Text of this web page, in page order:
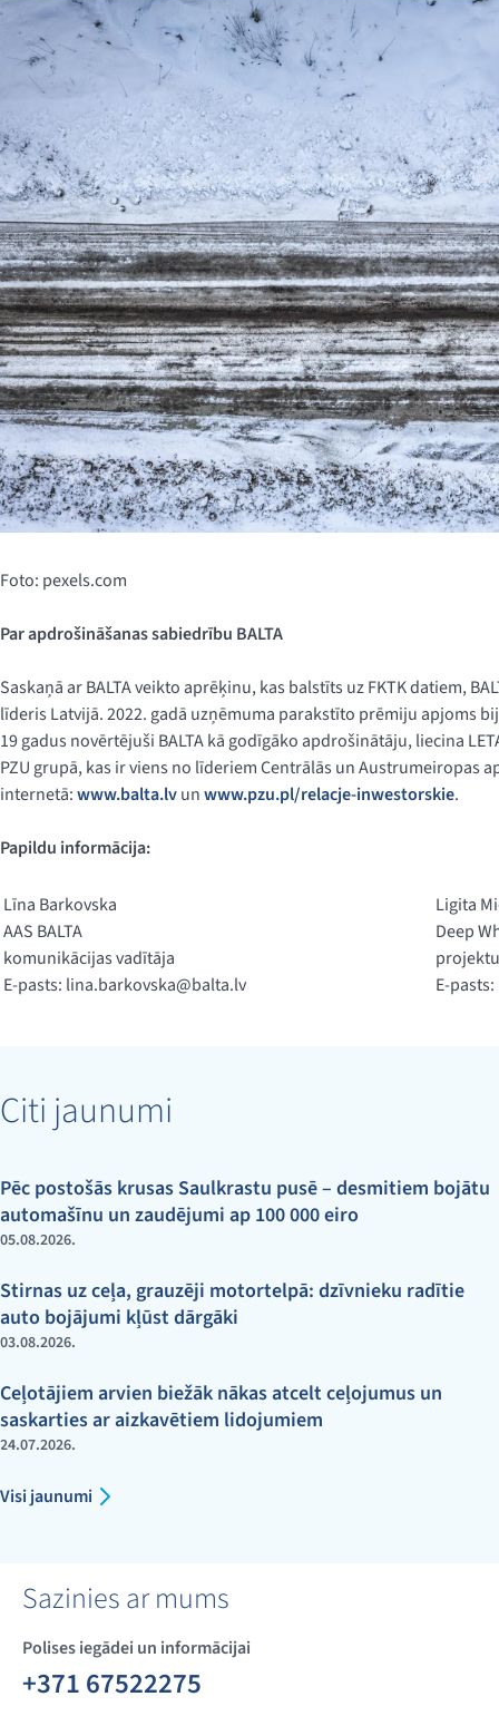
Foto: pexels.com
Par apdrošināšanas sabiedrību BALTA
Saskaņā ar BALTA veikto aprēķinu, kas balstīts uz FKTK datiem,
līderis Latvijā. 2022. gadā uzņēmuma parakstīto prēmiju apjoms
19 gadus novērtējuši BALTA kā godīgāko apdrošinātāju, liecina
PZU grupā, kas ir viens no līderiem Centrālās un Austrumeiropas
internetā:www.balta.lvunwww.pzu.pl/relacje-inwestorskie.
Papildu informācija:
Līna Barkovska
AAS BALTA
komunikācijas vadītāja
E-pasts: lina.barkovska@balta.lv
Ligita
Deep
E-pasts:
Citi jaunumi
Pēc postošās krusas Saulkrastu pusē – desmitiem bojātu
automašīnu un zaudējumi ap 100 000 eiro
05.08.2026.
Stirnas uz ceļa, grauzēji motortelpā: dzīvnieku radītie
auto bojājumi kļūst dārgāki
03.08.2026.
Ceļotājiem arvien biežāk nākas atcelt ceļojumus un
saskarties ar aizkavētiem lidojumiem
24.07.2026.
Visi jaunumi
Sazinies ar mums
Polises iegādei un informācijai
+371 67522275